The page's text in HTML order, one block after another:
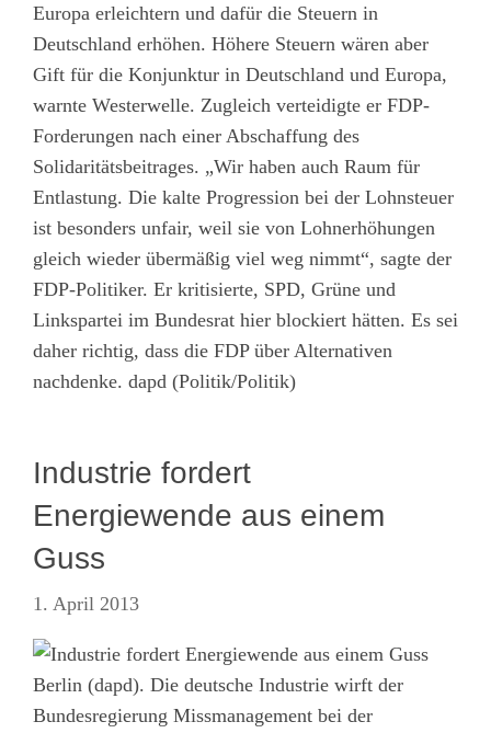
Europa erleichtern und dafür die Steuern in
Deutschland erhöhen. Höhere Steuern wären aber
Gift für die Konjunktur in Deutschland und Europa,
warnte Westerwelle. Zugleich verteidigte er FDP-
Forderungen nach einer Abschaffung des
Solidaritätsbeitrages. „Wir haben auch Raum für
Entlastung. Die kalte Progression bei der Lohnsteuer
ist besonders unfair, weil sie von Lohnerhöhungen
gleich wieder übermäßig viel weg nimmt“, sagte der
FDP-Politiker. Er kritisierte, SPD, Grüne und
Linkspartei im Bundesrat hier blockiert hätten. Es sei
daher richtig, dass die FDP über Alternativen
nachdenke. dapd (Politik/Politik)
Industrie fordert
Energiewende aus einem
Guss
1. April 2013
Berlin (dapd). Die deutsche Industrie wirft der
Bundesregierung Missmanagement bei der